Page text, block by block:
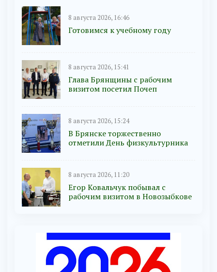
8 августа 2026, 16:46
Готовимся к учебному году
8 августа 2026, 15:41
Глава Брянщины с рабочим
визитом посетил Почеп
8 августа 2026, 15:24
В Брянске торжественно
отметили День физкультурника
8 августа 2026, 11:20
Егор Ковальчук побывал с
рабочим визитом в Новозыбкове